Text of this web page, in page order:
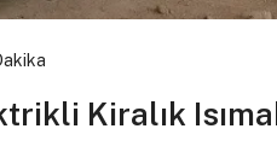
Kiralık